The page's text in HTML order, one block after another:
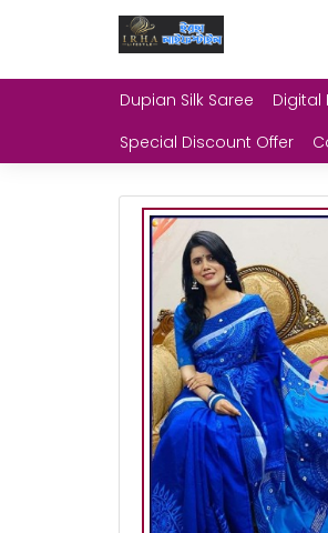
Dupian Silk Saree Digital
Special Discount Offer